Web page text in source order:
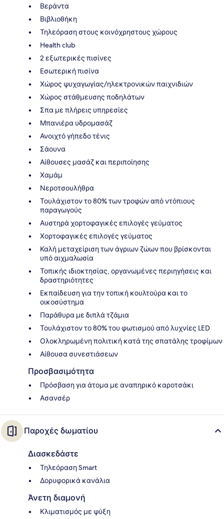
Βεράντα
Βιβλιοθήκη
Τηλεόραση στους κοινόχρηστους χώρους
Health club
2 εξωτερικές πισίνες
Εσωτερική πισίνα
Χώρος ψυχαγωγίας/ηλεκτρονικών παιχνιδιών
Χώρος στάθμευσης ποδηλάτων
Σπα με πλήρεις υπηρεσίες
Μπανιέρα υδρομασάζ
Ανοιχτό γήπεδο τένις
Σάουνα
Αίθουσες μασάζ και περιποίησης
Χαμάμ
Νεροτσουλήθρα
Τουλάχιστον το 80% των τροφών από ντόπιους
παραγωγούς
Αυστηρά χορτοφαγικές επιλογές γεύματος
Χορτοφαγικές επιλογές γεύματος
Καλή μεταχείριση των άγριων ζώων που βρίσκονται
υπό αιχμαλωσία
Τοπικής ιδιοκτησίας, οργανωμένες περιηγήσεις και
δραστηριότητες
Εκπαίδευση για την τοπική κουλτούρα και το
οικοσύστημα
Παράθυρα με διπλά τζάμια
Τουλάχιστον το 80% του φωτισμού από λυχνίες LED
Ολοκληρωμένη πολιτική κατά της σπατάλης τροφίμων
Αίθουσα συνεστιάσεων
Προσβασιμότητα
Πρόσβαση για άτομα με αναπηρικό καροτσάκι
Ασανσέρ
Παροχές δωματίου
Διασκεδάστε
Τηλεόραση Smart
Δορυφορικά κανάλια
Άνετη διαμονή
Κλιματισμός με ψύξη